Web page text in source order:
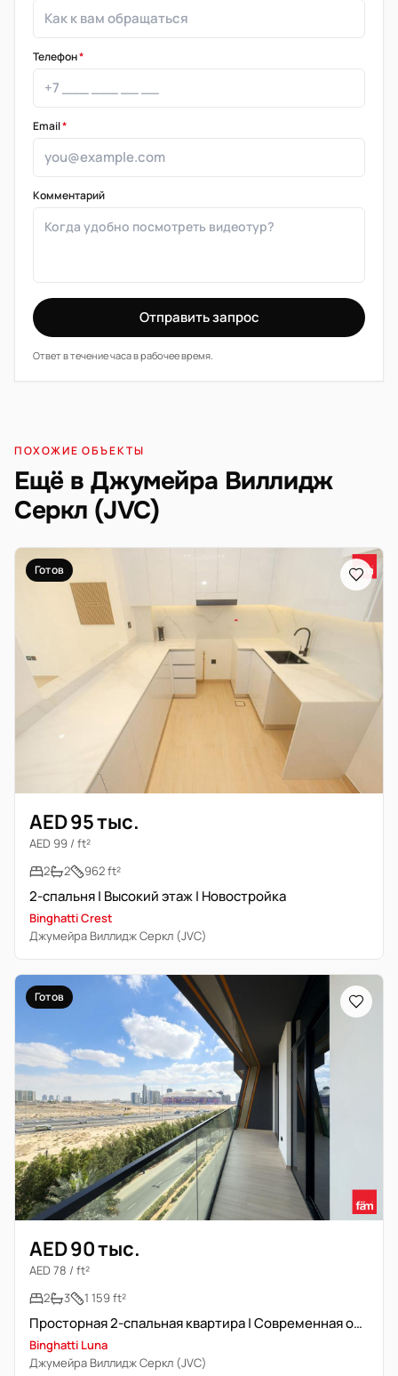
Телефон*
Email*
Комментарий
Отправить запрос
Ответ в течение часа в рабочее время.
ПОХОЖИЕ ОБЪЕКТЫ
Ещё в Джумейра Виллидж
Серкл (JVC)
Готов
AED 95 тыс.
AED 99 / ft²
2
2 962 ft²
2-спальня | Высокий этаж | Новостройка
Binghatti Crest
Джумейра Виллидж Серкл (JVC)
Готов
AED 90 тыс.
AED 78 / ft²
2
3 1 159 ft²
Просторная 2-спальная квартира | Современная отделка
Binghatti Luna
Джумейра Виллидж Серкл (JVC)